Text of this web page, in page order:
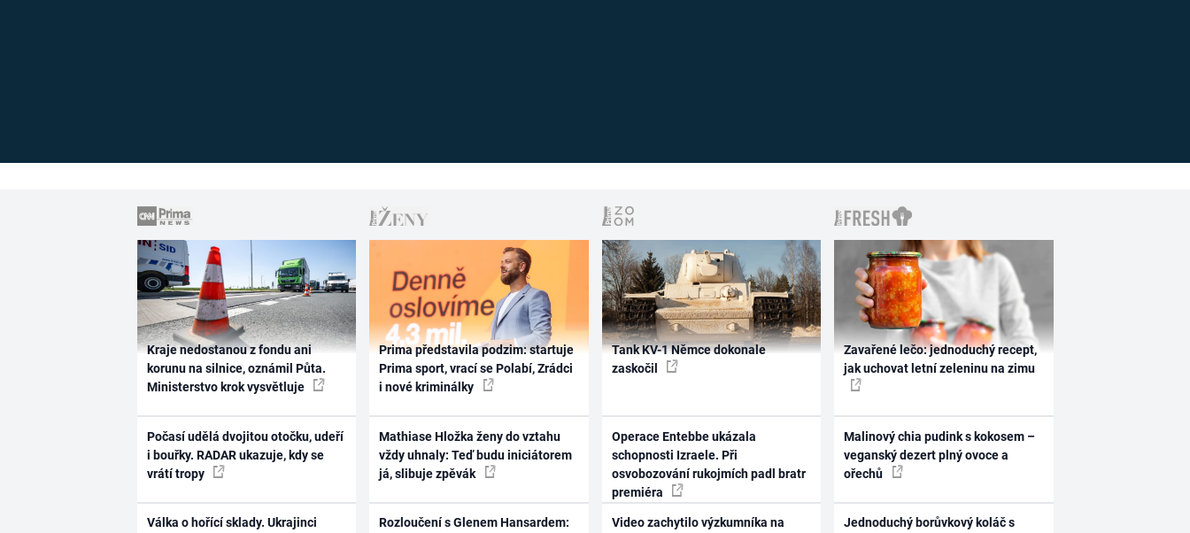
Kraje nedostanou z fondu ani
korunu na silnice, oznámil Půta.
Ministerstvo krok vysvětluje
Počasí udělá dvojitou otočku, udeří
i bouřky. RADAR ukazuje, kdy se
vrátí tropy
Válka o hořící sklady. Ukrajinci
Prima představila podzim: startuje
Prima sport, vrací se Polabí, Zrádci
i nové kriminálky
Mathiase Hložka ženy do vztahu
vždy uhnaly: Teď budu iniciátorem
já, slibuje zpěvák
Rozloučení s Glenem Hansardem:
Tank KV-1 Němce dokonale
zaskočil
Operace Entebbe ukázala
schopnosti Izraele. Při
osvobozování rukojmích padl bratr
premiéra
Video zachytilo výzkumníka na
Zavařené lečo: jednoduchý recept,
jak uchovat letní zeleninu na zimu
Malinový chia pudink s kokosem –
veganský dezert plný ovoce a
ořechů
Jednoduchý borůvkový koláč s